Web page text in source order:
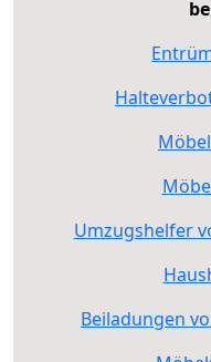
Umzugshelfer
Beiladungen